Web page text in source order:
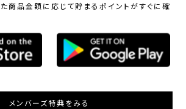
商品金額に応じて貯まるポイントがすぐに確
メンバーズ特典をみる